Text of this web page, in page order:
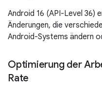
Android 16 (API-Level 36)
Änderungen, die
Android-Systems ändern
Optimierung der
Rate